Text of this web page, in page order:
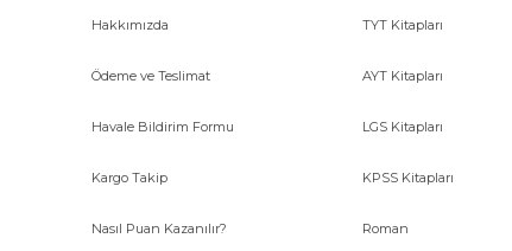
Hakkımızda
Ödeme ve Teslimat
Havale Bildirim Formu
Kargo Takip
Nasıl Puan Kazanılır?
TYT Kitapları
AYT Kitapları
LGS Kitapları
KPSS Kitapları
Roman